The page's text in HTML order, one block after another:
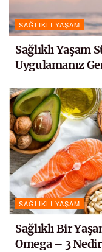
SAĞLIKLI YAŞAM
Sağlıklı Yaşam
Uygulamanız
SAĞLIKLI YAŞAM
Sağlıklı Bir
Omega – 3